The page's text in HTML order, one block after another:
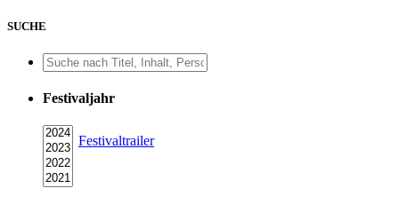
Festivalsujet
Festivaltrailer
SUCHE
Festivaljahr